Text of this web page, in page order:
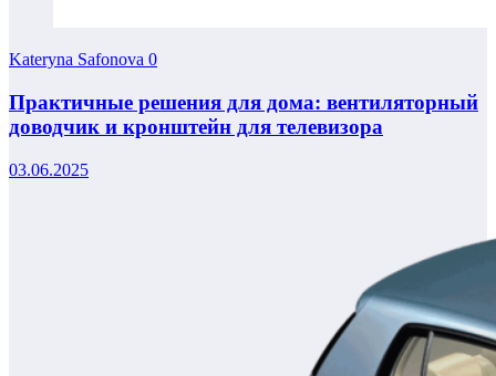
Kateryna Safonova 0
Практичные решения для дома: вентиляторный
доводчик и кронштейн для телевизора
03.06.2025